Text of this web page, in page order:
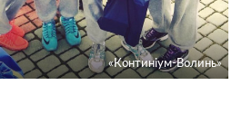
«Континiум-Волинь»